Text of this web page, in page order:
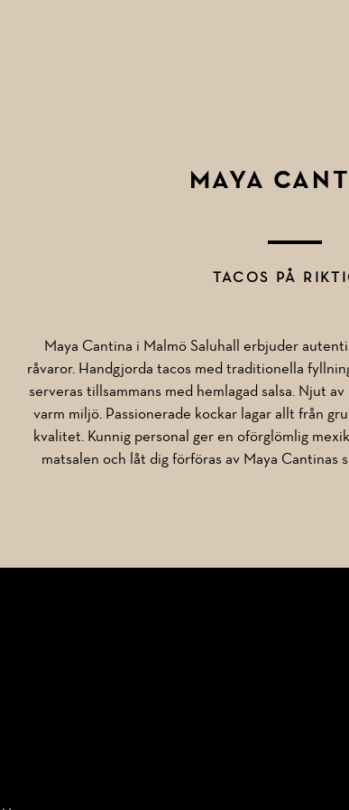
MAYA
TACOS PÅ
Maya Cantina i Malmö Saluhall erbjuder
råvaror. Handgjorda tacos med traditionella
serveras tillsammans med hemlagad salsa. Njut
varm miljö. Passionerade kockar lagar allt från
kvalitet. Kunnig personal ger en oförglömlig
matsalen och låt dig förföras av Maya Cantinas